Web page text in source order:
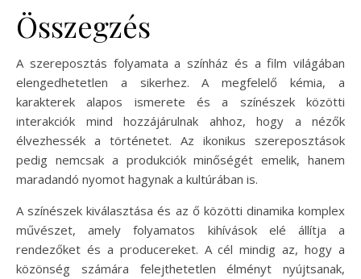
Összegzés
A szereposztás folyamata a színház és a film világában
elengedhetetlen a sikerhez. A megfelelő kémia, a
karakterek alapos ismerete és a színészek közötti
interakciók mind hozzájárulnak ahhoz, hogy a nézők
élvezhessék a történetet. Az ikonikus szereposztások
pedig nemcsak a produkciók minőségét emelik, hanem
maradandó nyomot hagynak a kultúrában is.
A színészek kiválasztása és az ő közötti dinamika komplex
művészet, amely folyamatos kihívások elé állítja a
rendezőket és a producereket. A cél mindig az, hogy a
közönség számára felejthetetlen élményt nyújtsanak,